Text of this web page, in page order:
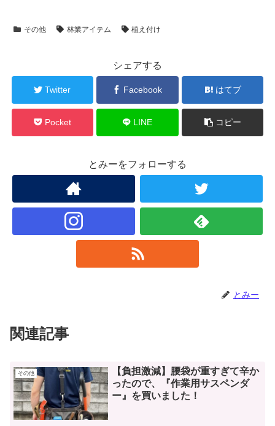
その他 林業アイテム 植え付け
シェアする
Twitter Facebook はてブ
Pocket LINE コピー
とみーをフォローする
とみー
関連記事
その他
【負担激減】腰袋が重すぎて辛か
ったので、『作業用サスペンダ
ー』を買いました！